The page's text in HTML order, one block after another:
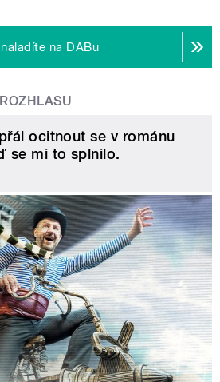
na DABu
ocitnout se v románu
se mi to splnilo.